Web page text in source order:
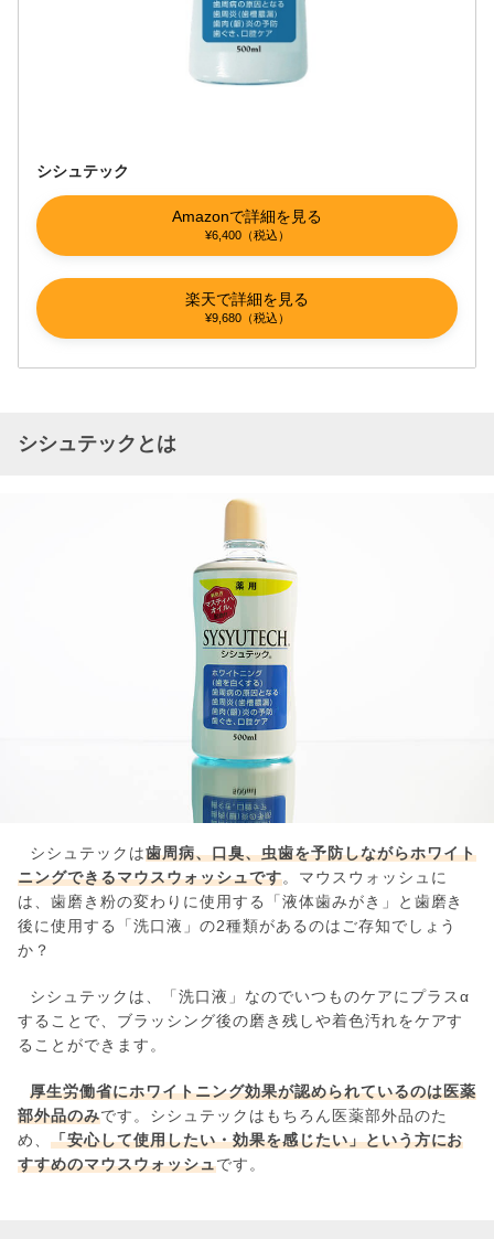
シシュテック
Amazonで詳細を見る
¥6,400（税込）
楽天で詳細を見る
¥9,680（税込）
シシュテックとは
シシュテックは歯周病、口臭、虫歯を予防しながらホワイト
ニングできるマウスウォッシュです。マウスウォッシュに
は、歯磨き粉の変わりに使用する「液体歯みがき」と歯磨き
後に使用する「洗口液」の2種類があるのはご存知でしょう
か？
シシュテックは、「洗口液」なのでいつものケアにプラスα
することで、ブラッシング後の磨き残しや着色汚れをケアす
ることができます。
厚生労働省にホワイトニング効果が認められているのは医薬
部外品のみです。シシュテックはもちろん医薬部外品のた
め、 「安心して使用したい・効果を感じたい」という方にお
すすめのマウスウォッシュです。